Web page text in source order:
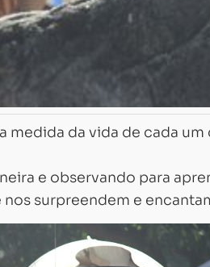
medida da vida de cada
e observando para
surpreendem e